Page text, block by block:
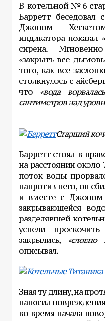
В котельной №6
Барретт
Джоном
индикатора показал
сирена.
«закрыть все
того, как все
столкнулось с
что «вода
сантиметров над
Старший
Барретт стоял в
на расстоянии около
поток воды
напротив него, он
и вместе с Джоном
закрывающейся
разделявшей
успели
закрылись, «словно
описывал.
Зная ту длину, на
наносил
во время начала